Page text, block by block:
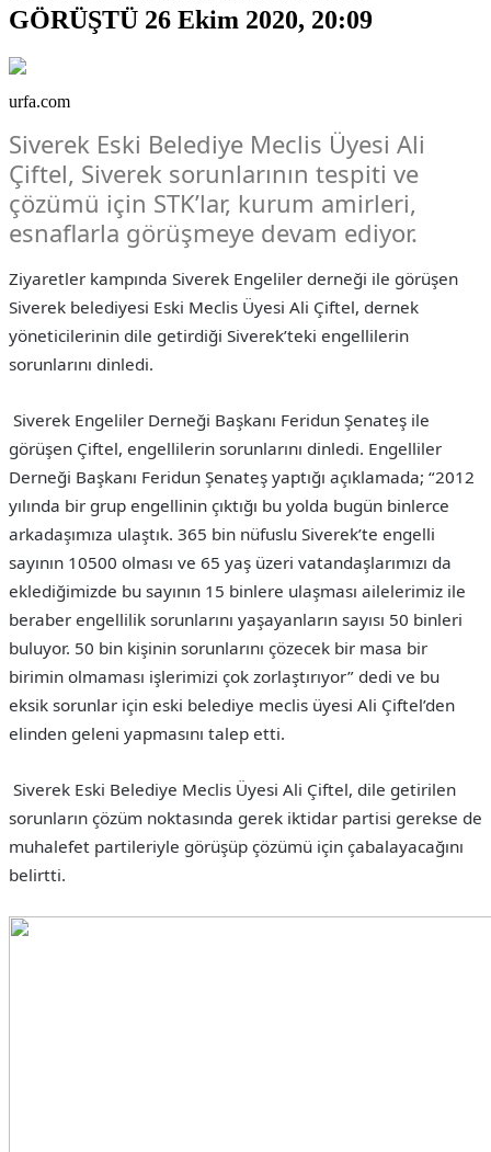
GÖRÜŞTÜ 26 Ekim 2020, 20:09
urfa.com
Siverek Eski Belediye Meclis Üyesi Ali
Çiftel, Siverek sorunlarının tespiti ve
çözümü için STK’lar, kurum amirleri,
esnaflarla görüşmeye devam ediyor.
Ziyaretler kampında Siverek Engeliler derneği ile görüşen
Siverek belediyesi Eski Meclis Üyesi Ali Çiftel, dernek
yöneticilerinin dile getirdiği Siverek’teki engellilerin
sorunlarını dinledi.
Siverek Engeliler Derneği Başkanı Feridun Şenateş ile
görüşen Çiftel, engellilerin sorunlarını dinledi. Engelliler
Derneği Başkanı Feridun Şenateş yaptığı açıklamada; “2012
yılında bir grup engellinin çıktığı bu yolda bugün binlerce
arkadaşımıza ulaştık. 365 bin nüfuslu Siverek’te engelli
sayının 10500 olması ve 65 yaş üzeri vatandaşlarımızı da
eklediğimizde bu sayının 15 binlere ulaşması ailelerimiz ile
beraber engellilik sorunlarını yaşayanların sayısı 50 binleri
buluyor. 50 bin kişinin sorunlarını çözecek bir masa bir
birimin olmaması işlerimizi çok zorlaştırıyor” dedi ve bu
eksik sorunlar için eski belediye meclis üyesi Ali Çiftel’den
elinden geleni yapmasını talep etti.
Siverek Eski Belediye Meclis Üyesi Ali Çiftel, dile getirilen
sorunların çözüm noktasında gerek iktidar partisi gerekse de
muhalefet partileriyle görüşüp çözümü için çabalayacağını
belirtti.